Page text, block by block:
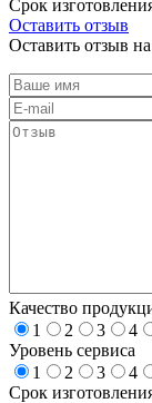
Срок
Оставить отзыв
Оставить отзыв
Качество
1
2 3 4
Уровень сервиса
1
2 3 4
Срок